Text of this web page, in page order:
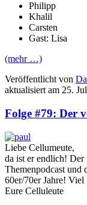
Philipp
Khalil
Carsten
Gast: Lisa
(mehr …)
Veröffentlicht von
aktualisiert am 25.
Folge #79: Der
Liebe Cellumeute,
da ist er endlich! Der
Themenpodcast und
60er/70er Jahre! Viel
Eure Celluleute